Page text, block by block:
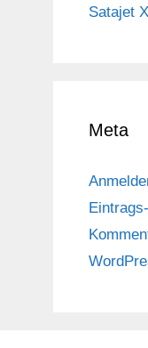
Satajet
Meta